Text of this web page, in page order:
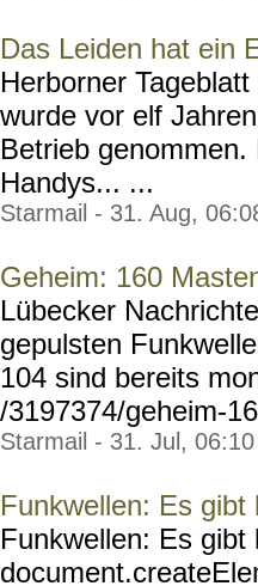
Das Leiden hat ein
Herborner
wurde vor elf
Betrieb
Handys... ...
Starmail - 31. Aug,
Geheim: 160
Lübecker
gepulsten
104 sind bereits
/3197374/geheim-
Starmail - 31. Jul, 06:10
Funkwellen: Es gibt
Funkwellen: Es